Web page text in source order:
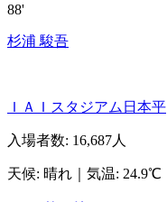
88'
杉浦 駿吾
ＩＡＩスタジアム日本平
入場者数: 16,687人
天候: 晴れ 気温: 24.9℃